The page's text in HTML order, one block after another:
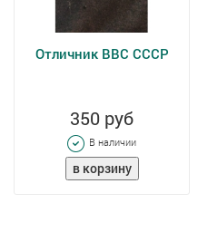
Отличник ВВС СССР
350 руб
В наличии